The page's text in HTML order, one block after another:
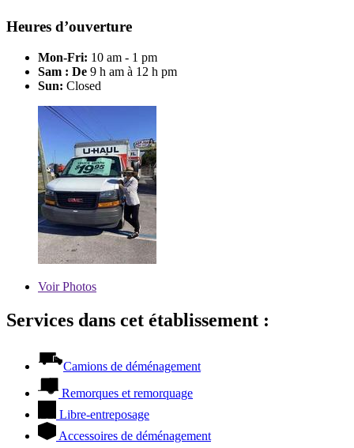
Heures d’ouverture
Mon-Fri: 10 am - 1 pm
Sam : De 9 h am à 12 h pm
Sun: Closed
VoirPhotos
Services dans cet établissement :
Camions de déménagement
Remorques et remorquage
Libre-entreposage
Accessoires de déménagement